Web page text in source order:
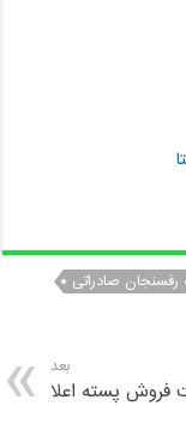
رفسنجان صادراتی
بعد
فروش پسته اعلا